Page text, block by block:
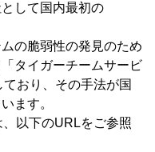
して国内最初の
の脆弱性の発見のため
タイガーチームサービ
おり、その手法が国
ます。
以下のURLをご参照